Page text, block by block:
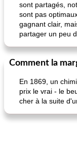
sont partagés,
sont pas
gagnant clair,
partager un peu
Comment la
En 1869, un
prix le vrai - le
cher à la suite